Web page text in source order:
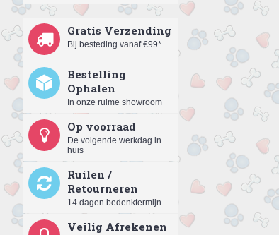
Gratis Verzending
Bij besteding vanaf €99*
Bestelling
Ophalen
In onze ruime showroom
Op voorraad
De volgende werkdag in
huis
Ruilen /
Retourneren
14 dagen bedenktermijn
Veilig Afrekenen